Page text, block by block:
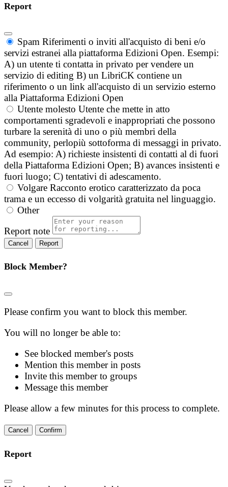
Report
Spam Riferimenti o inviti all'acquisto di beni e/o
servizi estranei alla piattaforma Edizioni Open. Esempi:
A) un utente ti contatta in privato per vendere un
servizio di editing B) un LibriCK contiene un
riferimento o un link all'acquisto di un servizio esterno
alla Piattaforma Edizioni Open
Utente molesto Utente che mette in atto
comportamenti sgradevoli e inappropriati che possono
turbare la serenità di uno o più membri della
community, perlopiù sottoforma di messaggi in privato.
Ad esempio: A) richieste insistenti di contatti al di fuori
della Piattaforma Edizioni Open; B) avances insistenti e
fuori luogo; C) tentativi di adescamento.
Volgare Racconto erotico caratterizzato da poca
trama e un eccesso di volgarità gratuita nel linguaggio.
Other
Report note
Report
Block Member?
Please confirm you want to block this member.
You will no longer be able to:
See blocked member's posts
Mention this member in posts
Invite this member to groups
Message this member
Please allow a few minutes for this process to complete.
Confirm
Report